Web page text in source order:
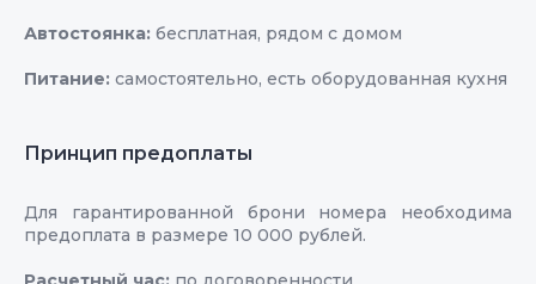
Автостоянка: бесплатная, рядом с домом
Питание: самостоятельно, есть оборудованная кухня
Принцип предоплаты
Для гарантированной брони номера необходима
предоплата в размере 10 000 рублей.